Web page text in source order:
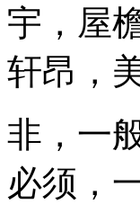
宇 ，屋
轩昂，
非 ，一
必须，